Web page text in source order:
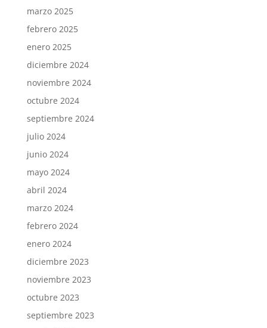
marzo 2025
febrero 2025
enero 2025
diciembre 2024
noviembre 2024
octubre 2024
septiembre 2024
julio 2024
junio 2024
mayo 2024
abril 2024
marzo 2024
febrero 2024
enero 2024
diciembre 2023
noviembre 2023
octubre 2023
septiembre 2023